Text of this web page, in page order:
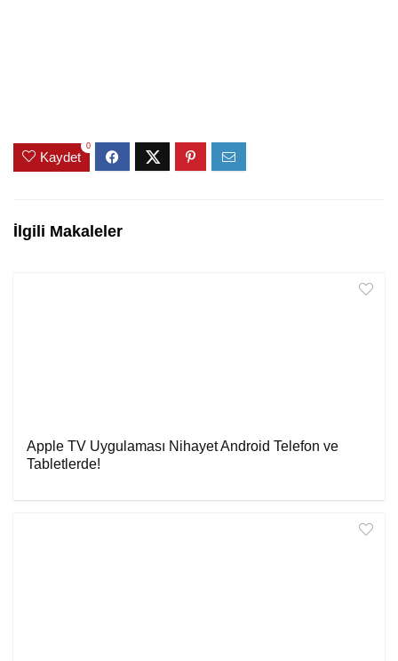
Kaydet
0
İlgili Makaleler
Apple TV Uygulaması Nihayet Android Telefon ve
Tabletlerde!